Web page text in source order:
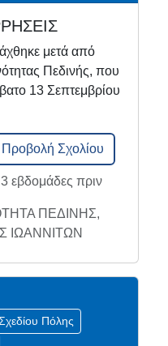
μετά από
Πεδινής, που
13 Σεπτεμβρίου
Προβολή Σχολίου
εβδομάδες πριν
ΠΕΔΙΝΗΣ,
ΙΩΑΝΝΙΤΩΝ
Πόλης